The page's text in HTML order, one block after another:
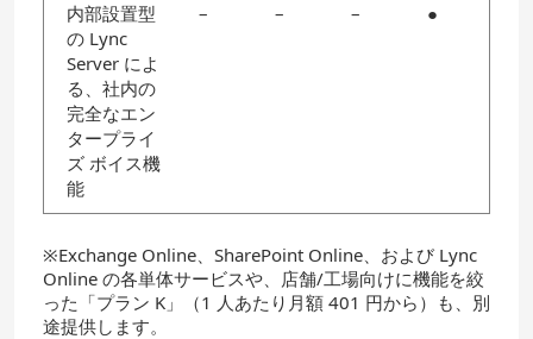
内部設置型
の Lync
Server によ
る、社内の
完全なエン
タープライ
ズ ボイス機
能
– – – ●
※Exchange Online、SharePoint Online、および Lync
Online の各単体サービスや、店舗/工場向けに機能を絞
った「プラン K」（1 人あたり月額 401 円から）も、別
途提供します。